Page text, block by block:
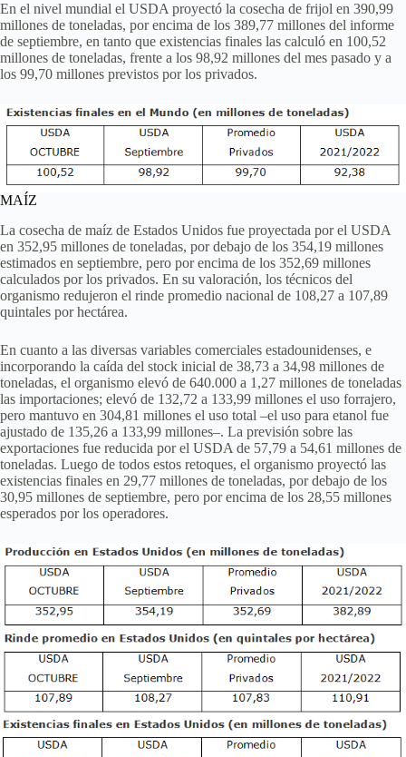
En el nivel mundial el USDA proyectó la cosecha de frijol en 390,99
millones de toneladas, por encima de los 389,77 millones del informe
de septiembre, en tanto que existencias finales las calculó en 100,52
millones de toneladas, frente a los 98,92 millones del mes pasado y a
los 99,70 millones previstos por los privados.
MAÍZ
La cosecha de maíz de Estados Unidos fue proyectada por el USDA
en 352,95 millones de toneladas, por debajo de los 354,19 millones
estimados en septiembre, pero por encima de los 352,69 millones
calculados por los privados. En su valoración, los técnicos del
organismo redujeron el rinde promedio nacional de 108,27 a 107,89
quintales por hectárea.
En cuanto a las diversas variables comerciales estadounidenses, e
incorporando la caída del stock inicial de 38,73 a 34,98 millones de
toneladas, el organismo elevó de 640.000 a 1,27 millones de toneladas
las importaciones; elevó de 132,72 a 133,99 millones el uso forrajero,
pero mantuvo en 304,81 millones el uso total –el uso para etanol fue
ajustado de 135,26 a 133,99 millones–. La previsión sobre las
exportaciones fue reducida por el USDA de 57,79 a 54,61 millones de
toneladas. Luego de todos estos retoques, el organismo proyectó las
existencias finales en 29,77 millones de toneladas, por debajo de los
30,95 millones de septiembre, pero por encima de los 28,55 millones
esperados por los operadores.